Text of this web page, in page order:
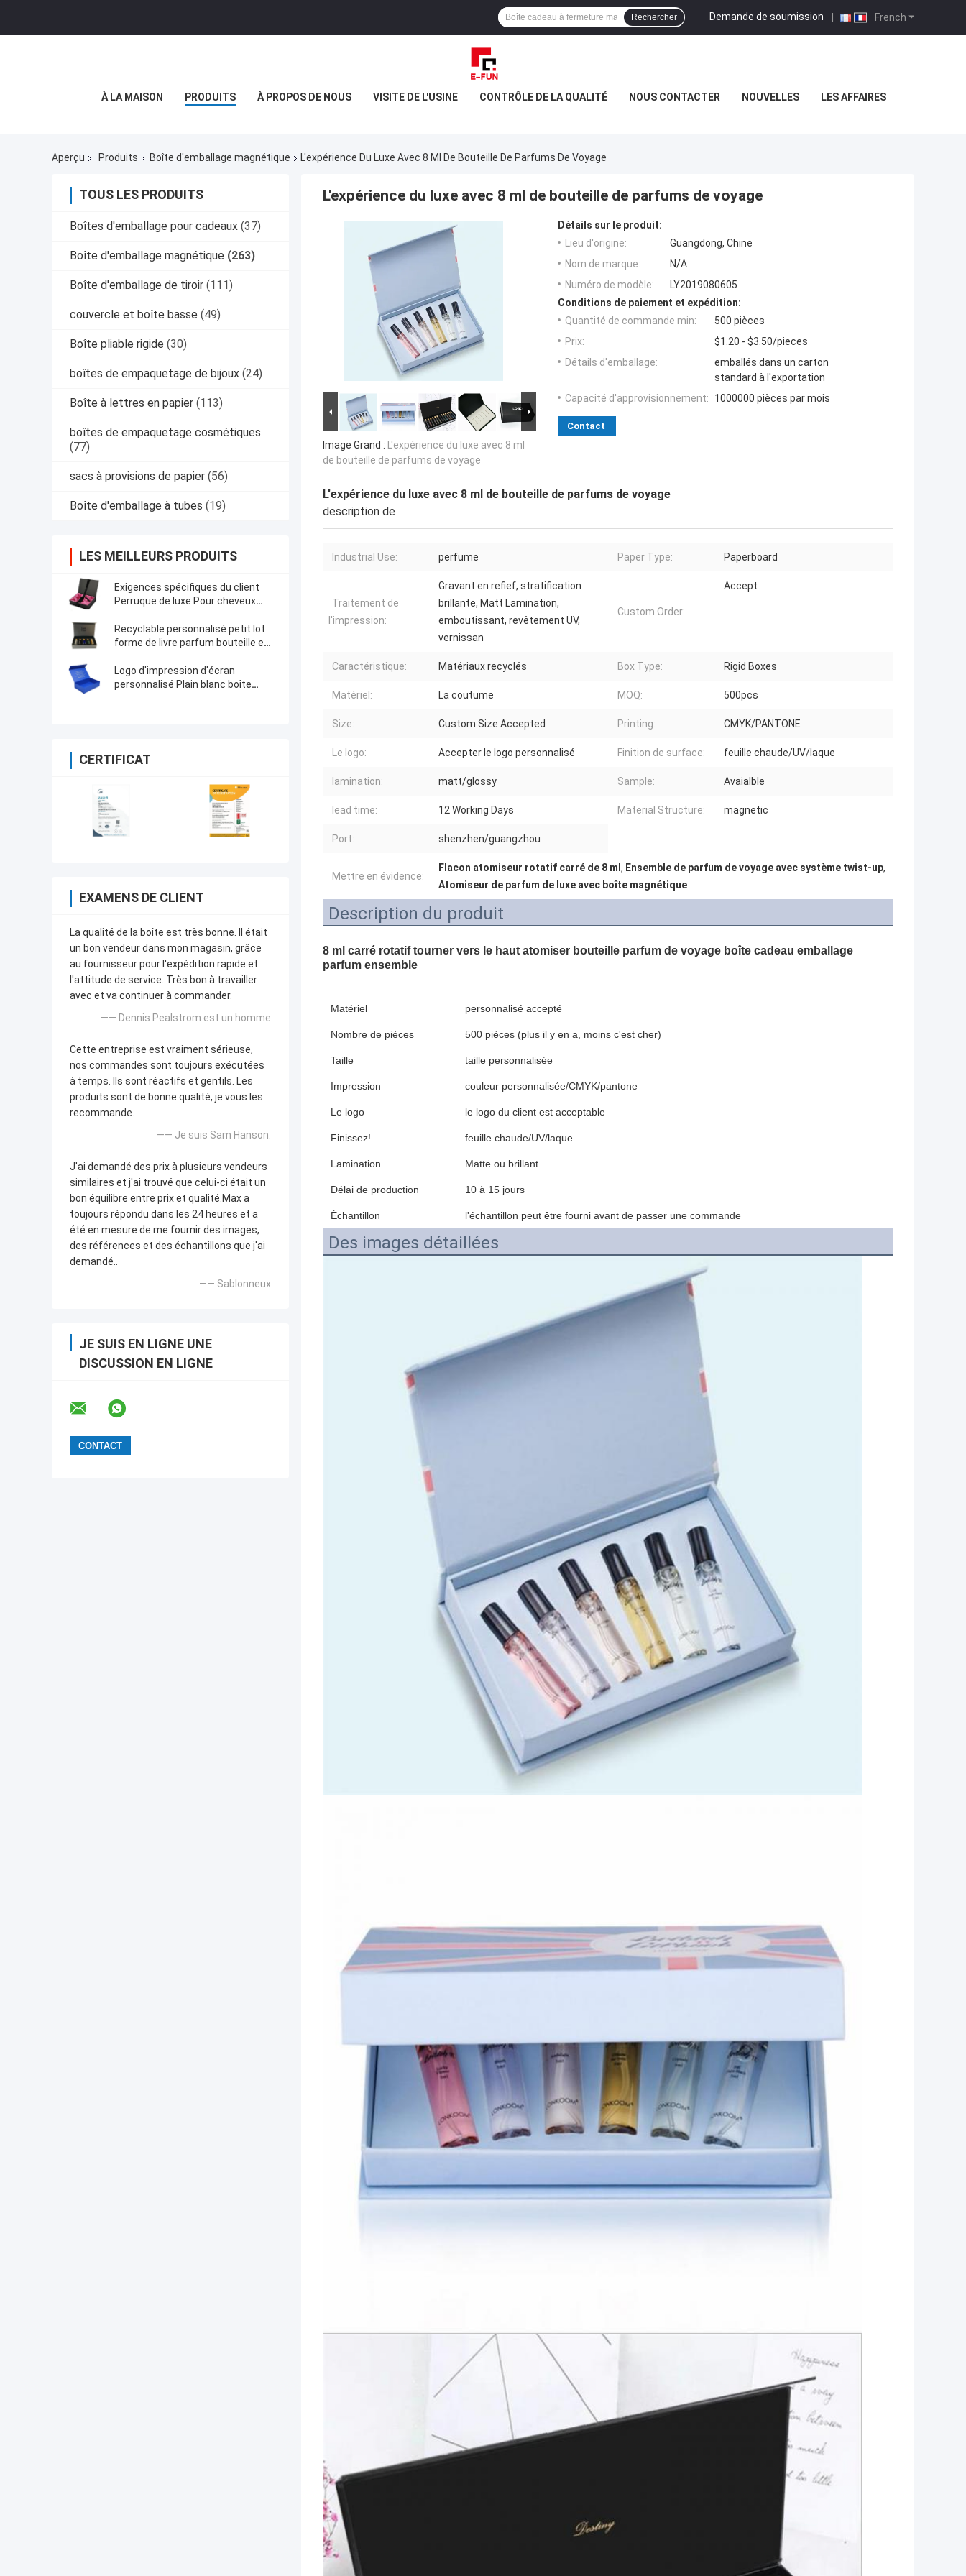
French
Demande de soumission |
Rechercher
À LA MAISON PRODUITS À PROPOS DE NOUS VISITE DE L'USINE CONTRÔLE DE LA QUALITÉ NOUS CONTACTER NOUVELLES LES AFFAIRES
Aperçu Produits Boîte d'emballage magnétique L'expérience Du Luxe Avec 8 Ml De Bouteille De Parfums De Voyage
TOUS LES PRODUITS
Boîtes d'emballage pour cadeaux (37)
Boîte d'emballage magnétique (263)
Boîte d'emballage de tiroir (111)
couvercle et boîte basse (49)
Boîte pliable rigide (30)
boîtes de empaquetage de bijoux (24)
Boîte à lettres en papier (113)
boîtes de empaquetage cosmétiques
(77)
sacs à provisions de papier (56)
Boîte d'emballage à tubes (19)
LES MEILLEURS PRODUITS
Exigences spécifiques du client
Perruque de luxe Pour cheveux
magnétique
Recyclable personnalisé petit lot
forme de livre parfum bouteille en
cosmétiques
Logo d'impression d'écran
personnalisé Plain blanc boîte
CERTIFICAT
EXAMENS DE CLIENT
La qualité de la boîte est très bonne. Il était
un bon vendeur dans mon magasin, grâce
au fournisseur pour l'expédition rapide et
l'attitude de service. Très bon à travailler
avec et va continuer à commander.
—— Dennis Pealstrom est un homme
Cette entreprise est vraiment sérieuse,
nos commandes sont toujours exécutées
à temps. Ils sont réactifs et gentils. Les
produits sont de bonne qualité, je vous les
recommande.
—— Je suis Sam Hanson.
J'ai demandé des prix à plusieurs vendeurs
similaires et j'ai trouvé que celui-ci était un
bon équilibre entre prix et qualité.Max a
toujours répondu dans les 24 heures et a
été en mesure de me fournir des images,
des références et des échantillons que j'ai
demandé..
—— Sablonneux
JE SUIS EN LIGNE UNE
DISCUSSION EN LIGNE
L'expérience du luxe avec 8 ml de bouteille de parfums de voyage
Image Grand : L'expérience du luxe avec 8 ml
de bouteille de parfums de voyage
Détails sur le produit:
Lieu d'origine:
Guangdong, Chine
Nom de marque:
N/A
Numéro de modèle:
LY2019080605
Conditions de paiement et expédition:
Quantité de commande min:
500 pièces
Prix:
$1.20 - $3.50/pieces
Détails d'emballage:
emballés dans un carton
standard à l'exportation
Capacité d'approvisionnement:
1000000 pièces par mois
Contact
L'expérience du luxe avec 8 ml de bouteille de parfums de voyage
description de
Industrial Use: perfume Paper Type: Paperboard
Traitement de
l'impression:
Gravant en refief, stratification
brillante, Matt Lamination,
emboutissant, revêtement UV,
vernissan
Custom Order:
Accept
Caractéristique: Matériaux recyclés Box Type: Rigid Boxes
Matériel: La coutume MOQ: 500pcs
Size: Custom Size Accepted Printing: CMYK/PANTONE
Le logo: Accepter le logo personnalisé Finition de surface: feuille chaude/UV/laque
lamination: matt/glossy Sample: Avaialble
lead time: 12 Working Days Material Structure: magnetic
Port: shenzhen/guangzhou
Mettre en évidence:
Flacon atomiseur rotatif carré de 8 ml , Ensemble de parfum de voyage avec système twist-up,
Atomiseur de parfum de luxe avec boîte magnétique
Description du produit
8 ml carré rotatif tourner vers le haut atomiser bouteille parfum de voyage boîte cadeau emballage
parfum ensemble
Matériel personnalisé accepté
Nombre de pièces 500 pièces (plus il y en a, moins c'est cher)
Taille taille personnalisée
Impression couleur personnalisée/CMYK/pantone
Le logo le logo du client est acceptable
Finissez! feuille chaude/UV/laque
Lamination Matte ou brillant
Délai de production 10 à 15 jours
Échantillon l'échantillon peut être fourni avant de passer une commande
Des images détaillées